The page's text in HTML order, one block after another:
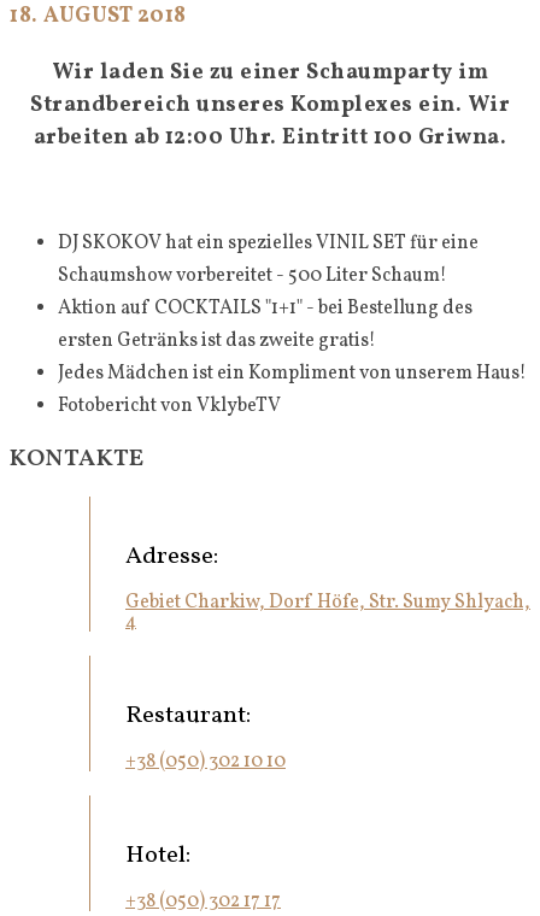
18. AUGUST 2018
Wir laden Sie zu einer Schaumparty im
Strandbereich unseres Komplexes ein. Wir
arbeiten ab 12:00 Uhr. Eintritt 100 Griwna.
DJ SKOKOV hat ein spezielles VINIL SET für eine
Schaumshow vorbereitet - 500 Liter Schaum!
Aktion auf COCKTAILS "1+1" - bei Bestellung des
ersten Getränks ist das zweite gratis!
Jedes Mädchen ist ein Kompliment von unserem Haus!
Fotobericht von VklybeTV
KONTAKTE
Adresse:
Gebiet Charkiw, Dorf Höfe, Str. Sumy Shlyach,
4
Restaurant:
+38 (050) 302 10 10
Hotel:
+38 (050) 302 17 17